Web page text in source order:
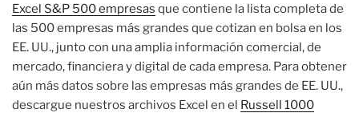
Excel S&P 500 empresas que contiene la lista completa de
las 500 empresas más grandes que cotizan en bolsa en los
EE. UU., junto con una amplia información comercial, de
mercado, financiera y digital de cada empresa. Para obtener
aún más datos sobre las empresas más grandes de EE. UU.,
descargue nuestros archivos Excel en el Russell 1000